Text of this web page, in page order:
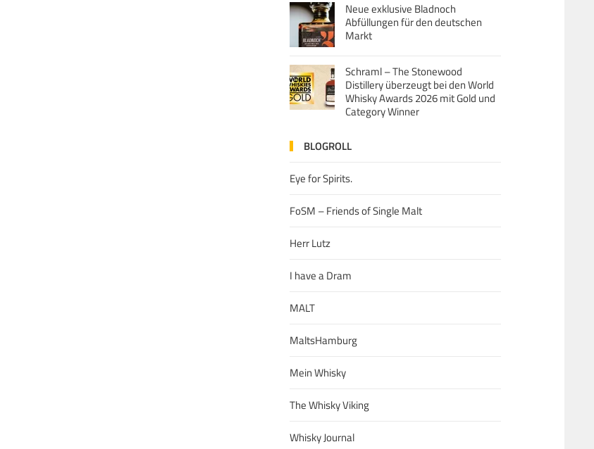
Neue exklusive Bladnoch
Abfüllungen für den deutschen
Markt
Schraml – The Stonewood
Distillery überzeugt bei den World
Whisky Awards 2026 mit Gold und
Category Winner
BLOGROLL
Eye for Spirits.
FoSM – Friends of Single Malt
Herr Lutz
I have a Dram
MALT
MaltsHamburg
Mein Whisky
The Whisky Viking
Whisky Journal